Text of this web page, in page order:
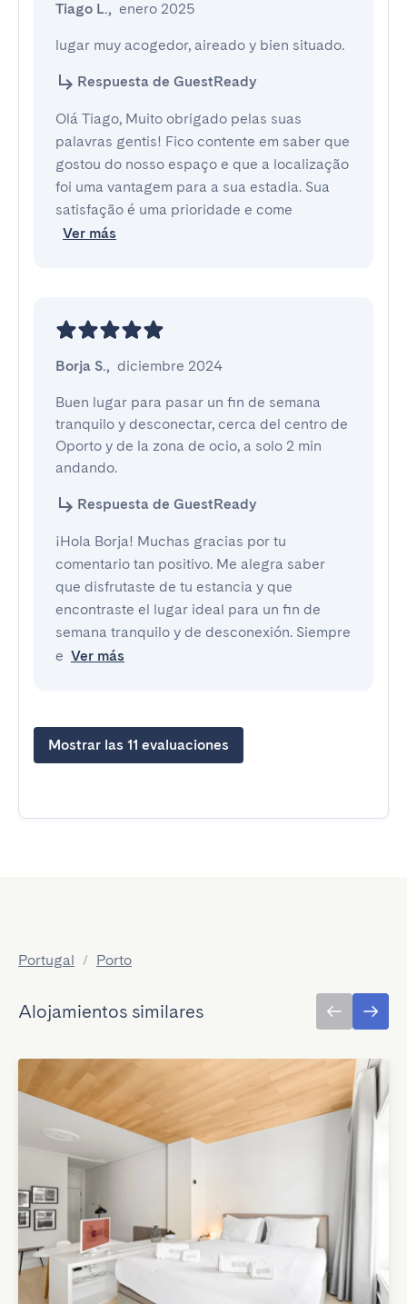
Tiago L., enero 2025
lugar muy acogedor, aireado y bien situado.
Respuesta de GuestReady
Olá Tiago, Muito obrigado pelas suas
palavras gentis! Fico contente em saber que
gostou do nosso espaço e que a localização
foi uma vantagem para a sua estadia. Sua
satisfação é uma prioridade e come
Ver más
Borja S., diciembre 2024
Buen lugar para pasar un fin de semana
tranquilo y desconectar, cerca del centro de
Oporto y de la zona de ocio, a solo 2 min
andando.
Respuesta de GuestReady
¡Hola Borja! Muchas gracias por tu
comentario tan positivo. Me alegra saber
que disfrutaste de tu estancia y que
encontraste el lugar ideal para un fin de
semana tranquilo y de desconexión. Siempre
e Ver más
Mostrar las 11 evaluaciones
Portugal / Porto
Alojamientos similares